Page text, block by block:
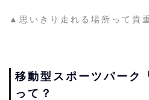
▲思いきり走れる場所って貴
移動型スポーツパーク
って？